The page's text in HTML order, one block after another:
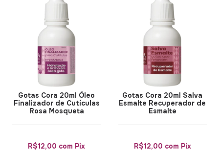
Gotas Cora 20ml Óleo
Finalizador de Cutículas
Rosa Mosqueta
R$12,00 com Pix
Gotas Cora 20ml Salva
Esmalte Recuperador de
Esmalte
R$12,00 com Pix